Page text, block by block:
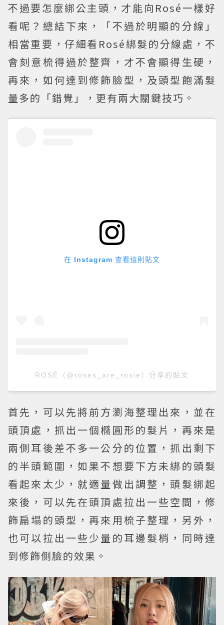
不過要怎麼綁公主頭，才能向Rosé一樣好
看呢？總結下來，「不過於明顯的分線」
相當重要，仔細看Rosé綁髮的分線處，不
會刻意梳得過於整齊，才不會顯得生硬，
再來，如何達到修飾臉型，及頭型飽滿髮
量多的「錯覺」，更有兩大關鍵技巧。
在 Instagram 查看這則貼文
ROSÉ（@roses_are_rosie）分享的貼文
首先，可以先將前方瀏海整理出來，並在
頭頂處，抓出一個橢圓形的髮片，再來是
兩側耳後差不多一公分的位置，抓出剩下
的半頭範圍，如果不想要下方未綁的頭髮
看起來太少，就適量做出調整，頭髮綁起
來後，可以先在頭頂處拉出一些空間，修
飾扁塌的頭型，再來用梳子整理，另外，
也可以拉出一些少量的耳邊髮梢，同時達
到修飾側臉的效果。